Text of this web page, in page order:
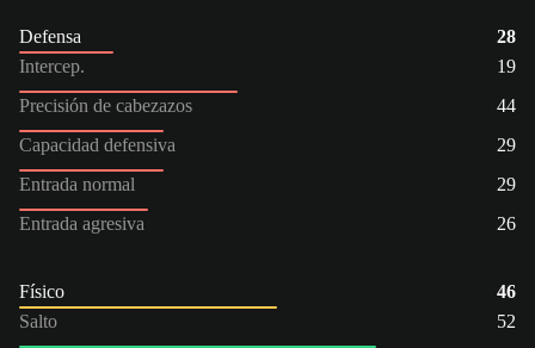
Defensa
28
Intercep.
19
Precisión de cabezazos
44
Capacidad defensiva
29
Entrada normal
29
Entrada agresiva
26
Físico
46
Salto
52